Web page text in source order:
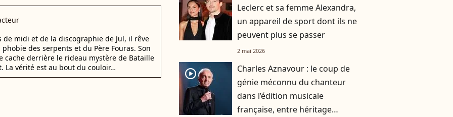
de midi et de la discographie de Jul, il rêve
des serpents et du Père Fouras. Son
cache derrière le rideau mystère de Bataille
La vérité est au bout du couloir…
Leclerc et sa femme Alexandra,
un appareil de sport dont ils ne
peuvent plus se passer
2 mai 2026
player2
Charles Aznavour : le coup de
génie méconnu du chanteur
dans l’édition musicale
française, entre héritage